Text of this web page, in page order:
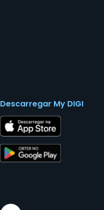
Descarregar My DIGI